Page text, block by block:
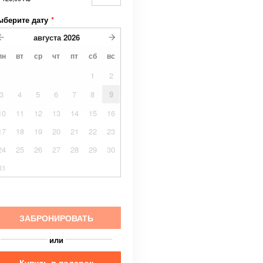
дату *
августа 2026
вт ср чт пт сб вс
1
2
3
4 5 6 7 8
9
11 12 13 14 15
16
18 19 20 21 22
23
25 26 27 28 29
30
ЗАБРОНИРОВАТЬ
или